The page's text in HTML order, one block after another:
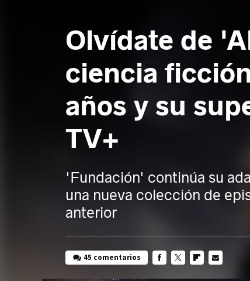
Olvídate de
ciencia
años y su
TV+
'Fundación' continúa su
una nueva colección de
anterior
45 comentarios